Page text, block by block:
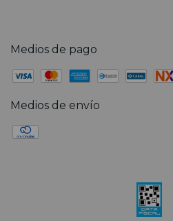
Medios de pago
Medios de envío